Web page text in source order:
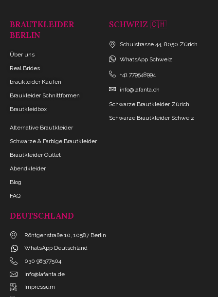
BRAUTKLEIDER
BERLIN
Über uns
Real Brides
braukleider Kaufen
Braukleider Schnittformen
Brautkleidbox
Alternative Brautkleider
Schwarze & Farbige Brautkleider
Brautkleider Outlet
Abendkleider
Blog
FAQ
SCHWEIZ 🇨🇭
Schulstrasse 44, 8050 Zürich
WhatsApp Schweiz
+41 779548994
info@lafanta.ch
Schwarze Brautkleider Zürich
Schwarze Brautkleider Schweiz
DEUTSCHLAND
Röntgenstraße 10, 10587 Berlin
WhatsApp Deutschland
030 98377504
info@lafanta.de
Impressum